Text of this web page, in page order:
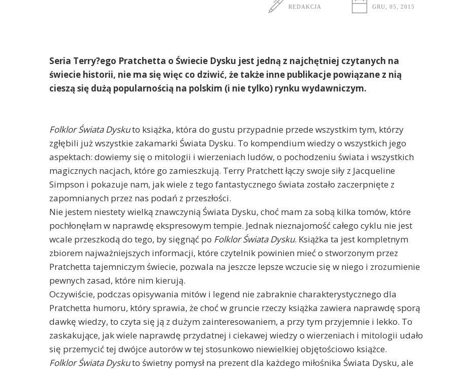
REDAKCJA GRU, 05, 2015
Seria Terry?ego Pratchetta o Świecie Dysku jest jedną z najchętniej czytanych na
świecie historii, nie ma się więc co dziwić, że także inne publikacje powiązane z nią
cieszą się dużą popularnością na polskim (i nie tylko) rynku wydawniczym.
Folklor Świata Dyskuto książka, która do gustu przypadnie przede wszystkim tym, którzy
zgłębili już wszystkie zakamarki Świata Dysku. To kompendium wiedzy o wszystkich jego
aspektach: dowiemy się o mitologii i wierzeniach ludów, o pochodzeniu świata i wszystkich
magicznych nacjach, które go zamieszkują. Terry Pratchett łączy swoje siły z Jacqueline
Simpson i pokazuje nam, jak wiele z tego fantastycznego świata zostało zaczerpnięte z
zapomnianych przez nas podań z przeszłości.
Nie jestem niestety wielką znawczynią Świata Dysku, choć mam za sobą kilka tomów, które
pochłonęłam w naprawdę ekspresowym tempie. Jednak nieznajomość całego cyklu nie jest
wcale przeszkodą do tego, by sięgnąć po Folklor Świata Dysku. Książka ta jest kompletnym
zbiorem najważniejszych informacji, które czytelnik powinien mieć o stworzonym przez
Pratchetta tajemniczym świecie, pozwala na jeszcze lepsze wczucie się w niego i zrozumienie
pewnych zasad, które nim kierują.
Oczywiście, podczas opisywania mitów i legend nie zabraknie charakterystycznego dla
Pratchetta humoru, który sprawia, że choć w gruncie rzeczy książka zawiera naprawdę sporą
dawkę wiedzy, to czyta się ją z dużym zainteresowaniem, a przy tym przyjemnie i lekko. To
zaskakujące, jak wiele naprawdę przydatnej i ciekawej wiedzy o wierzeniach i mitologii udało
się przemycić tej dwójce autorów w tej stosunkowo niewielkiej objętościowo książce.
Folklor Świata Dyskuto świetny pomysł na prezent dla każdego miłośnika Świata Dysku, ale